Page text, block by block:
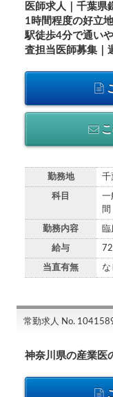
医師求人｜千葉県
1時間程度の好立
駅徒歩4分で通い
査担当医師募集｜
勤務地 千
科目
一
勤務内容 臨
給与
当直有無 な
常勤求人 No.
神奈川県の産業医